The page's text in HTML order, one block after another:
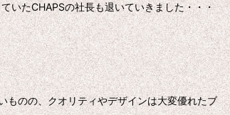
いたCHAPSの社長も退いていきました・・・
ものの、クオリティやデザインは大変優れたブ